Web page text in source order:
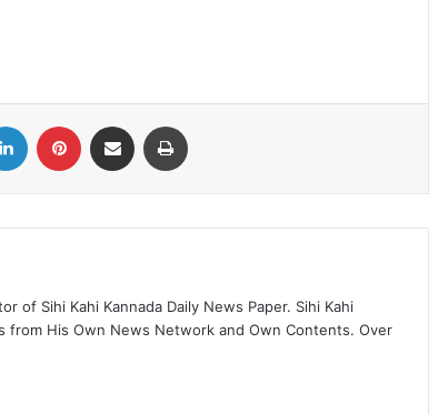
LinkedIn Pinterest Share via Email
of Sihi Kahi Kannada Daily News Paper. Sihi Kahi
from His Own News Network and Own Contents. Over